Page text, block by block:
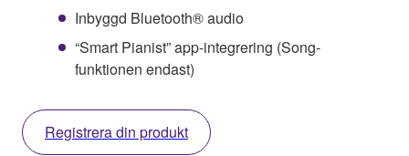
Inbyggd Bluetooth® audio
“Smart Pianist” app-integrering (Song-
funktionen endast)
Registrera din produkt